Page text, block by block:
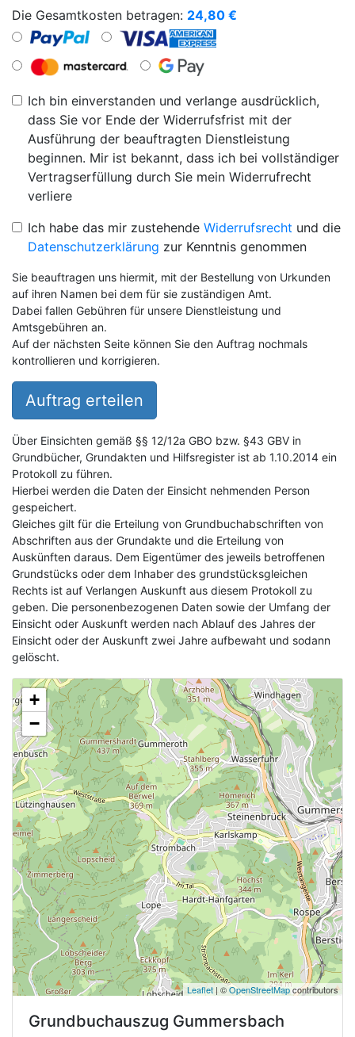
Die Gesamtkosten betragen: 24,80 €
Ich bin einverstanden und verlange ausdrücklich,
dass Sie vor Ende der Widerrufsfrist mit der
Ausführung der beauftragten Dienstleistung
beginnen. Mir ist bekannt, dass ich bei vollständiger
Vertragserfüllung durch Sie mein Widerrufrecht
verliere
Ich habe das mir zustehende Widerrufsrecht und die
Datenschutzerklärung zur Kenntnis genommen
Sie beauftragen uns hiermit, mit der Bestellung von Urkunden
auf ihren Namen bei dem für sie zuständigen Amt.
Dabei fallen Gebühren für unsere Dienstleistung und
Amtsgebühren an.
Auf der nächsten Seite können Sie den Auftrag nochmals
kontrollieren und korrigieren.
Auftrag erteilen
Über Einsichten gemäß §§ 12/12a GBO bzw. §43 GBV in
Grundbücher, Grundakten und Hilfsregister ist ab 1.10.2014 ein
Protokoll zu führen.
Hierbei werden die Daten der Einsicht nehmenden Person
gespeichert.
Gleiches gilt für die Erteilung von Grundbuchabschriften von
Abschriften aus der Grundakte und die Erteilung von
Auskünften daraus. Dem Eigentümer des jeweils betroffenen
Grundstücks oder dem Inhaber des grundstücksgleichen
Rechts ist auf Verlangen Auskunft aus diesem Protokoll zu
geben. Die personenbezogenen Daten sowie der Umfang der
Einsicht oder Auskunft werden nach Ablauf des Jahres der
Einsicht oder der Auskunft zwei Jahre aufbewaht und sodann
gelöscht.
+
−
Leaflet | ©OpenStreetMapcontributors
Grundbuchauszug Gummersbach